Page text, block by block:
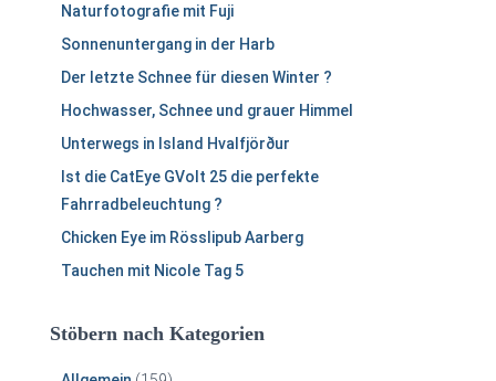
Naturfotografie mit Fuji
Sonnenuntergang in der Harb
Der letzte Schnee für diesen Winter ?
Hochwasser, Schnee und grauer Himmel
Unterwegs in Island Hvalfjörður
Ist die CatEye GVolt 25 die perfekte
Fahrradbeleuchtung ?
Chicken Eye im Rösslipub Aarberg
Tauchen mit Nicole Tag 5
Stöbern nach Kategorien